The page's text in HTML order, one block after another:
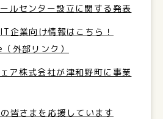
ルセンター設立に関する発表
企業向け情報はこちら！
外部リンク）
ア株式会社が津和野町に事業
皆さまを応援しています